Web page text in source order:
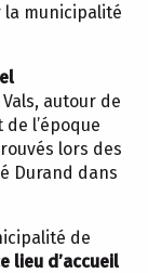
la municipalité
autour de
l’époque
lors des
Durand dans
de
lieu d’accueil